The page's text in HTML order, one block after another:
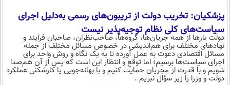
پزشکیان: تخریب دولت از تریبون‌های رسمی به‌دلیل اجرای
سیاست‌های کلی نظام توجیه‌پذیر نیست
دولت بارها از همه جریان‌ها، گروه‌ها، صاحب‌نظران، صاحبان فرایند و
نهادهای مختلف برای هم‌اندیشی در خصوص مسائل مختلف از جمله
مسائل اقتصادی دعوت به عمل آورده تا به یک نگاه و روش واحد برای
اجرای سیاست‌ها برسیم؛ اما توقع و انتظار این است که پس از آن هم‌صدا
شویم و با قدرت از مجریان حمایت کنیم و با بهانه‌جویی یا کارشکنی عملکرد
دولت و وزرا را زیر سؤال نبریم .